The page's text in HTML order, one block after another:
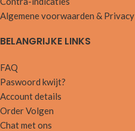
Algemene voorwaarden & Privacy
BELANGRIJKE LINKS
FAQ
Paswoord kwijt?
Account details
Order Volgen
Chat met ons